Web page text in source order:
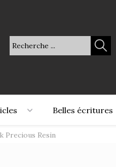
Belles écritures
Precious Resin